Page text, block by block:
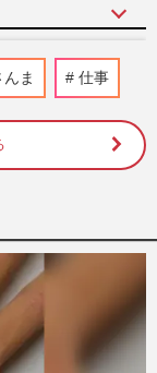
ラウドワーク
横柄だった」キ
で誹謗中傷した
2025/3/15
投稿も相次ぐ
」
村拓哉や宮迫博
・粗品が令和に
ま 仕事